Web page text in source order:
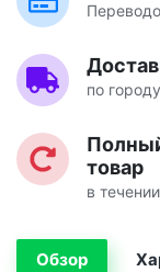
по
товар
в
Обзор